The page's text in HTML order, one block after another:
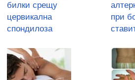
билки срещу
цервикална
спондилоза
при